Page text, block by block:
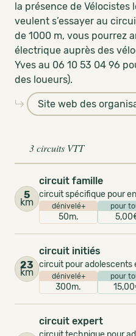
la présence de Vélocistes
veulent s’essayer au
de 1000 m, vous pourrez
électrique auprès des
Yves au 06 10 53 04 96
des loueurs).
Site web des
3 circuits VTT
5
km
circuit famille
circuit spécifique pour
dénivelé+
50m.
pour
23
km
circuit initiés
circuit pour adolescents
dénivelé+
300m.
pour
circuit expert